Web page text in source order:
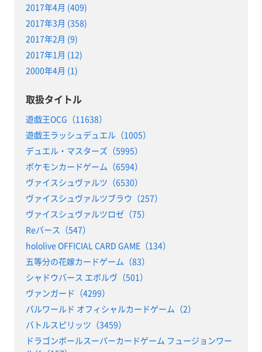
2017年4月 (409)
2017年3月 (358)
2017年2月 (9)
2017年1月 (12)
2000年4月 (1)
取扱タイトル
遊戯王OCG（11638）
遊戯王ラッシュデュエル（1005）
デュエル・マスターズ（5995）
ポケモンカードゲーム（6594）
ヴァイスシュヴァルツ（6530）
ヴァイスシュヴァルツブラウ（257）
ヴァイスシュヴァルツロゼ（75）
Reバース（547）
hololive OFFICIAL CARD GAME（134）
五等分の花嫁カードゲーム（83）
シャドウバース エボルヴ（501）
ヴァンガード（4299）
パルワールド オフィシャルカードゲーム（2）
バトルスピリッツ（3459）
ドラゴンボールスーパーカードゲーム フュージョンワー